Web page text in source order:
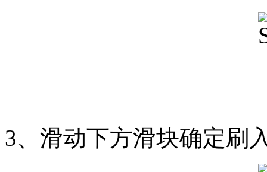
3、滑动下方滑块确定刷